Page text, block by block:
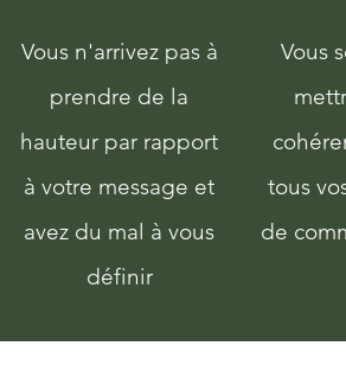
Vous n'arrivez pas à
prendre de la
hauteur par rapport
à votre message et
avez du mal à vous
définir
Vous
tous
de